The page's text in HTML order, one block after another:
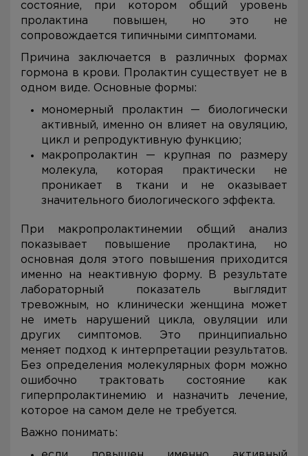
состояние, при котором общий уровень
пролактина повышен, но это не
сопровождается типичными симптомами.
Причина заключается в различных формах
гормона в крови. Пролактин существует не в
одном виде. Основные формы:
мономерный пролактин — биологически
активный, именно он влияет на овуляцию,
цикл и репродуктивную функцию;
макропролактин — крупная по размеру
молекула, которая практически не
проникает в ткани и не оказывает
значительного биологического эффекта.
При макропролактинемии общий анализ
показывает повышение пролактина, но
основная доля этого повышения приходится
именно на неактивную форму. В результате
лабораторный показатель выглядит
тревожным, но клинически женщина может
не иметь нарушений цикла, овуляции или
других симптомов. Это принципиально
меняет подход к интерпретации результатов.
Без определения молекулярных форм можно
ошибочно трактовать состояние как
гиперпролактинемию и назначить лечение,
которое на самом деле не требуется.
Важно понимать: